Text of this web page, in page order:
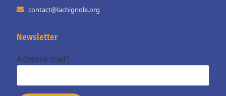
contact@lachignole.org
Newsletter
Adresse mail*